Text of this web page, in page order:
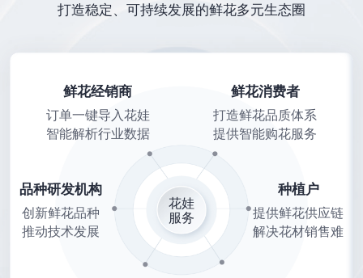
打造稳定、可持续发展的鲜花多元生态圈
鲜花经销商
订单一键导入花娃
智能解析行业数据
鲜花消费者
打造鲜花品质体系
提供智能购花服务
品种研发机构
创新鲜花品种
推动技术发展
种植户
提供鲜花供应链
解决花材销售难
花娃
服务